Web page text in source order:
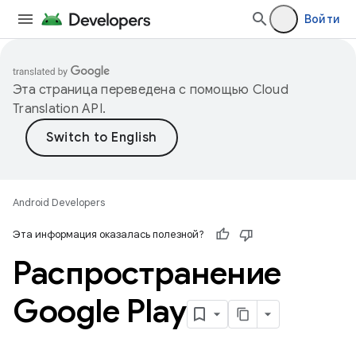
Войти
Эта страница переведена с помощью Cloud
Translation API.
Android Developers
Эта информация оказалась полезной?
Распространение
Google Play